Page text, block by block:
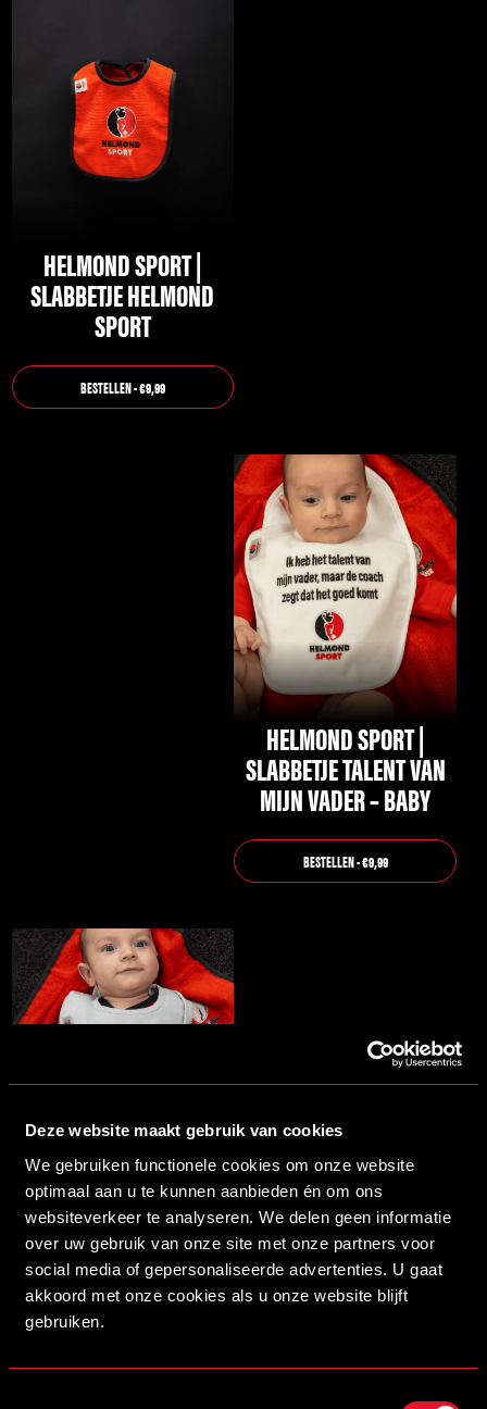
Deze website maakt gebruik van cookies
We gebruiken functionele cookies om onze website
optimaal aan u te kunnen aanbieden én om ons
websiteverkeer te analyseren. We delen geen informatie
over uw gebruik van onze site met onze partners voor
social media of gepersonaliseerde advertenties. U gaat
akkoord met onze cookies als u onze website blijft
gebruiken.
HELMOND SPORT |
SLABBETJE HELMOND
SPORT
BESTELLEN - €9,99
HELMOND SPORT |
SLABBETJE TALENT VAN
MIJN VADER – BABY
BESTELLEN - €9,99
HELMOND SPORT |
SLABBER SSSTT… –
BABY
BESTELLEN - €9,99